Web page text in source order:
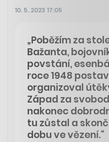
10. 5. 2023 17:05
„Poběžím za
Bažanta,
povstání,
roce 1948
organizoval
Západ za
nakonec
tu zůstal a
dobu ve vězení.“